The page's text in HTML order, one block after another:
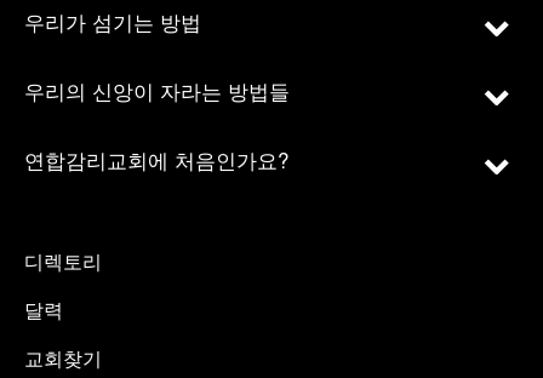
우리가 섬기는 방법
우리의 신앙이 자라는 방법들
연합감리교회에 처음인가요?
디렉토리
달력
교회찾기